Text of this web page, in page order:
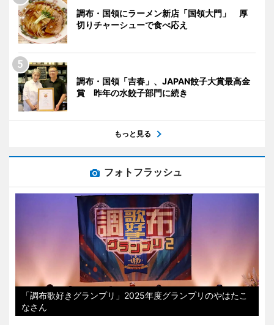
調布・国領にラーメン新店「国領大門」 厚
切りチャーシューで食べ応え
調布・国領「吉春」、JAPAN餃子大賞最高金
賞 昨年の水餃子部門に続き
もっと見る
フォトフラッシュ
「調布歌好きグランプリ」2025年度グランプリのやはたこ
なさん